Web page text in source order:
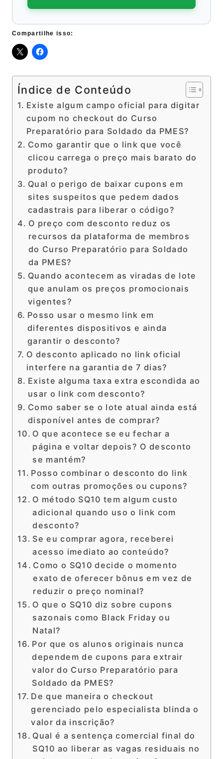
Compartilhe isso:
Índice de Conteúdo
Existe algum campo oficial para digitar
cupom no checkout do Curso
Preparatório para Soldado da PMES?
Como garantir que o link que você
clicou carrega o preço mais barato do
produto?
Qual o perigo de baixar cupons em
sites suspeitos que pedem dados
cadastrais para liberar o código?
O preço com desconto reduz os
recursos da plataforma de membros
do Curso Preparatório para Soldado
da PMES?
Quando acontecem as viradas de lote
que anulam os preços promocionais
vigentes?
Posso usar o mesmo link em
diferentes dispositivos e ainda
garantir o desconto?
O desconto aplicado no link oficial
interfere na garantia de 7 dias?
Existe alguma taxa extra escondida ao
usar o link com desconto?
Como saber se o lote atual ainda está
disponível antes de comprar?
O que acontece se eu fechar a
página e voltar depois? O desconto
se mantém?
Posso combinar o desconto do link
com outras promoções ou cupons?
O método SQ10 tem algum custo
adicional quando uso o link com
desconto?
Se eu comprar agora, receberei
acesso imediato ao conteúdo?
Como o SQ10 decide o momento
exato de oferecer bônus em vez de
reduzir o preço nominal?
O que o SQ10 diz sobre cupons
sazonais como Black Friday ou
Natal?
Por que os alunos originais nunca
dependem de cupons para extrair
valor do Curso Preparatório para
Soldado da PMES?
De que maneira o checkout
gerenciado pelo especialista blinda o
valor da inscrição?
Qual é a sentença comercial final do
SQ10 ao liberar as vagas residuais no